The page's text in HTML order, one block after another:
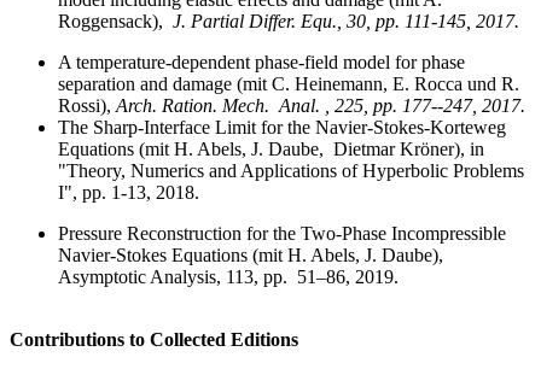
Roggensack), J. Partial Differ. Equ., 30, pp. 111-145, 2017.
A temperature-dependent phase-field model for phase
separation and damage (mit C. Heinemann, E. Rocca und R.
Rossi), Arch. Ration. Mech. Anal. , 225, pp. 177--247, 2017.
The Sharp-Interface Limit for the Navier-Stokes-Korteweg
Equations (mit H. Abels, J. Daube, Dietmar Kröner), in
"Theory, Numerics and Applications of Hyperbolic Problems
I", pp. 1-13, 2018.
Pressure Reconstruction for the Two-Phase Incompressible
Navier-Stokes Equations (mit H. Abels, J. Daube),
Asymptotic Analysis, 113, pp. 51–86, 2019.
Contributions to Collected Editions